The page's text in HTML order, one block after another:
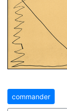
commander